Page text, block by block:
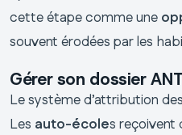
cette étape comme une
souvent érodées par les
Gérer son dossier
Le système d’attribution
Les auto-écoles reçoivent